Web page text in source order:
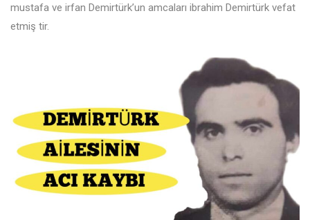
mustafa ve irfan Demirtürk’un amcaları ibrahim Demirtürk vefat
etmiş tir.